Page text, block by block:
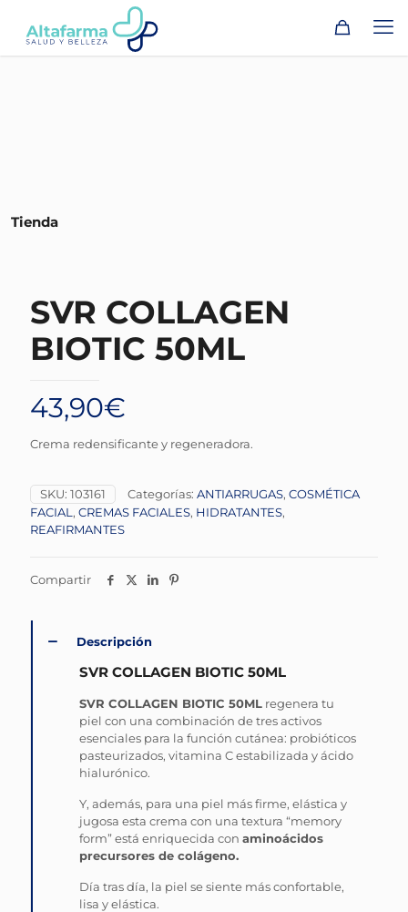
Tienda
SVR COLLAGEN
BIOTIC 50ML
43,90€
Crema redensificante y regeneradora.
SKU: 103161 Categorías: ANTIARRUGAS, COSMÉTICA
FACIAL , CREMAS FACIALES, HIDRATANTES,
REAFIRMANTES
Compartir
Descripción
SVR COLLAGEN BIOTIC 50ML
SVR COLLAGEN BIOTIC 50ML regenera tu
piel con una combinación de tres activos
esenciales para la función cutánea: probióticos
pasteurizados, vitamina C estabilizada y ácido
hialurónico.
Y, además, para una piel más firme, elástica y
jugosa esta crema con una textura “memory
form” está enriquecida conaminoácidos
precursores de colágeno.
Día tras día, la piel se siente más confortable,
lisa y elástica.